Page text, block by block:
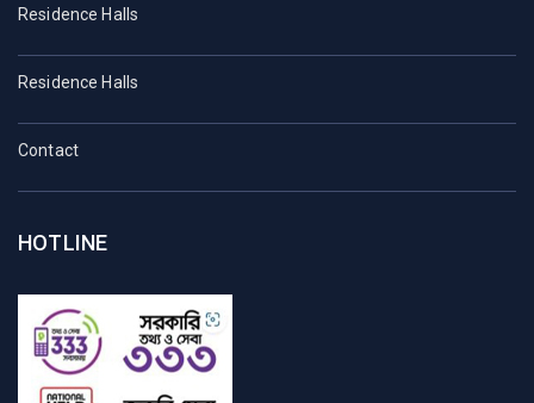
Residence Halls
Residence Halls
Contact
HOTLINE